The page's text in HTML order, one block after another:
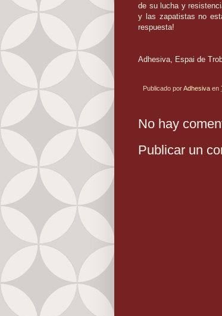
de su lucha y
y las zapatistas no
respuesta!
Adhesiva, Espai de
Publicado porAdhesiva en
No hay
Publicar un